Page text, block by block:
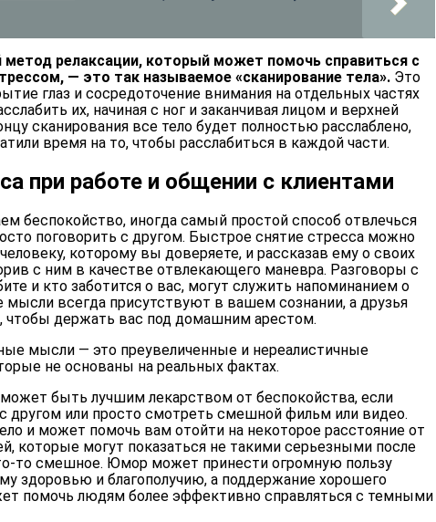
релаксации, который может помочь справиться с
— это так называемое «сканирование тела». Это
глаз и сосредоточение внимания на отдельных частях
их, начиная с ног и заканчивая лицом и верхней
сканирования все тело будет полностью расслаблено,
время на то, чтобы расслабиться в каждой части.
при работе и общении с клиентами
беспокойство, иногда самый простой способ отвлечься
поговорить с другом. Быстрое снятие стресса можно
которому вы доверяете, и рассказав ему о своих
с ним в качестве отвлекающего маневра. Разговоры с
и кто заботится о вас, могут служить напоминанием о
всегда присутствуют в вашем сознании, а друзья
чтобы держать вас под домашним арестом.
мысли — это преувеличенные и нереалистичные
не основаны на реальных фактах.
быть лучшим лекарством от беспокойства, если
другом или просто смотреть смешной фильм или видео.
и может помочь вам отойти на некоторое расстояние от
которые могут показаться не такими серьезными после
то смешное. Юмор может принести огромную пользу
здоровью и благополучию, а поддержание хорошего
помочь людям более эффективно справляться с темными